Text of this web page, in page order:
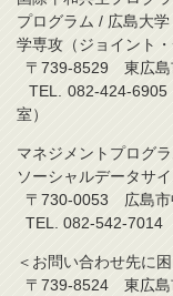
プログラム / 広島大
学専攻（ジョイント
〒739-8529 東広
TEL. 082-424-
室）
マネジメントプログ
ソーシャルデータサ
〒730-0053 広島市
TEL. 082-542-7014
＜お問い合わせ先に
〒739-8524 東広